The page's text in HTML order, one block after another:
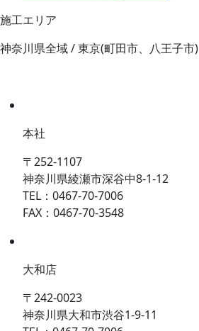
施工エリア
神奈川県全域 / 東京(町田市、八王子市)
本社
〒252-1107
神奈川県綾瀬市深谷中8-1-12
TEL：0467-70-7006
FAX：0467-70-3548
大和店
〒242-0023
神奈川県大和市渋谷1-9-11